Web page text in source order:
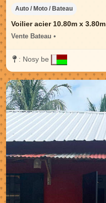
Auto / Moto / Bateau
Voilier acier 10.80m x 3.80m
Vente Bateau •
: Nosy be